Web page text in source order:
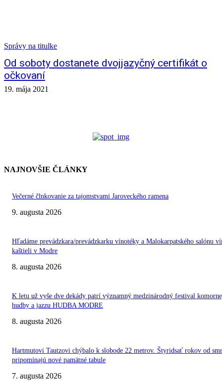
Správy na titulke
Od soboty dostanete dvojjazyčný certifikát o
očkovaní
19. mája 2021
NAJNOVŠIE ČLÁNKY
Večerné člnkovanie za tajomstvami Jaroveckého ramena
9. augusta 2026
Hľadáme prevádzkara/prevádzkarku vínotéky a Malokarpatského salónu
kaštieli v Modre
8. augusta 2026
K letu už vyše dve dekády patrí významný medzinárodný festival
hudby a jazzu HUDBA MODRE
8. augusta 2026
Hartmutovi Tautzovi chýbalo k slobode 22 metrov. Štyridsať rokov od
pripomínajú nové pamätné tabule
7. augusta 2026